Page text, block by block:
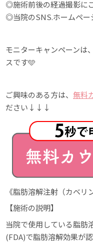
◎施術前後の経過撮影に
◎当院のSNS.ホームペー
モニターキャンペーンは
スです🩵
ご興味のある方は、 無料
ださい↓↓↓
《脂肪溶解注射（カベリ
【施術の説明】
当院で使用している脂肪
(FDA)で脂肪溶解効果が